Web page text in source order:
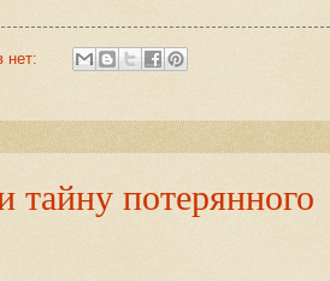
нет:
тайну потерянного